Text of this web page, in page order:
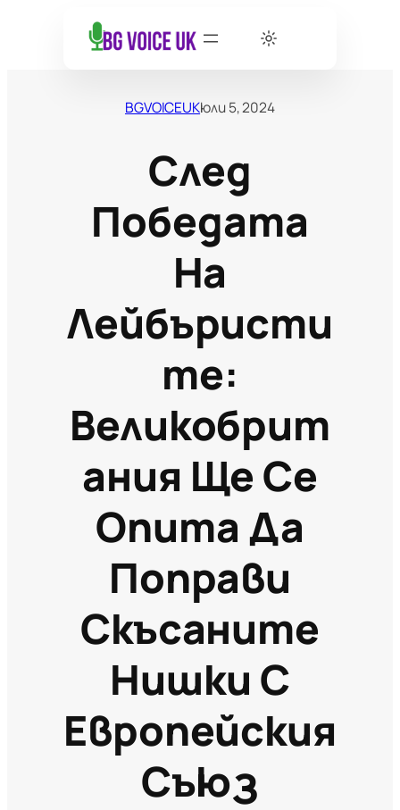
BGVOICEUKюли 5, 2024
След
Победата
На
Лейбъристи
Те:
Великобрит
Ания Ще Се
Опита Да
Поправи
Скъсаните
Нишки С
Европейския
Съюз